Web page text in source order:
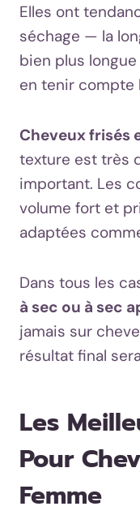
Elles ont
séchage — la
bien plus
en tenir compte
Cheveux frisés
texture est très
important. Les
volume fort et
adaptées
Dans tous les
à sec ou à sec
jamais sur
résultat final
Les
Pour
Femme